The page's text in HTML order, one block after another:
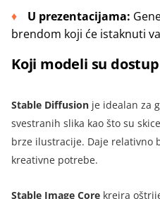
U prezentacijama:
brendom koji će istaknuti
Koji modeli su
Stable Diffusion je idealan za
svestranih slika kao što su
brze ilustracije. Daje relativno
kreativne potrebe.
Stable Image Core kreira